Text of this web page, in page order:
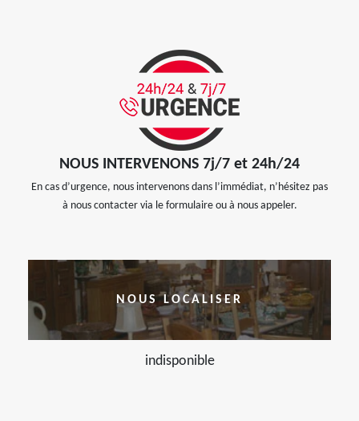
NOUS INTERVENONS 7j/7 et 24h/24
En cas d’urgence, nous intervenons dans l’immédiat, n’hésitez pas
à nous contacter via le formulaire ou à nous appeler.
NOUS LOCALISER
indisponible